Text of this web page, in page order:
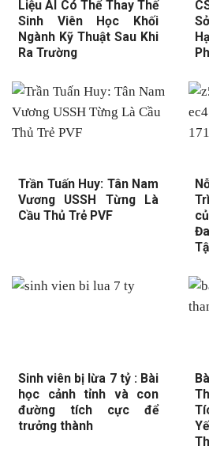
Liệu AI Có Thể Thay Thế
Sinh Viên Học Khối
Ngành Kỹ Thuật Sau Khi
Ra Trường
Trần Tuấn Huy: Tân Nam
Vương USSH Từng Là
Cầu Thủ Trẻ PVF
Sinh viên bị lừa 7 tỷ : Bài
học cảnh tỉnh và con
đường tích cực để
trưởng thành